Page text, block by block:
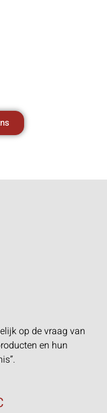
op de vraag van
en hun